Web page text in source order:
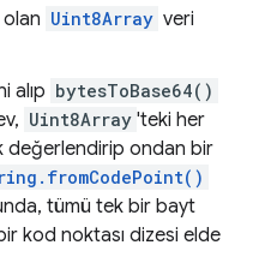
olan Uint8Array veri
alıp bytesToBase64()
Uint8Array 'teki her
değerlendirip ondan bir
tümü tek bir bayt
kod noktası dizesi elde